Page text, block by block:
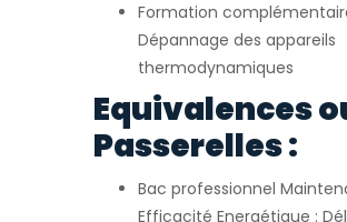
Formation
Dépannage des appareils
thermodynamiques
Equivalences
Passerelles :
Bac professionnel
Efficacité Energétique :